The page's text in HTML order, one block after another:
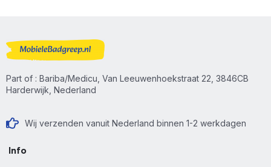
Part of : Bariba/Medicu, Van Leeuwenhoekstraat 22, 3846CB
Harderwijk, Nederland
Wij verzenden vanuit Nederland binnen 1-2 werkdagen
Info